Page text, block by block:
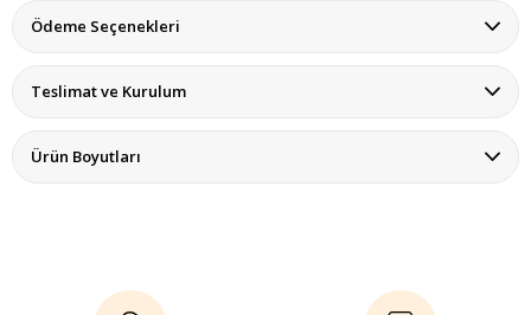
Ödeme Seçenekleri
Teslimat ve Kurulum
Ürün Boyutları